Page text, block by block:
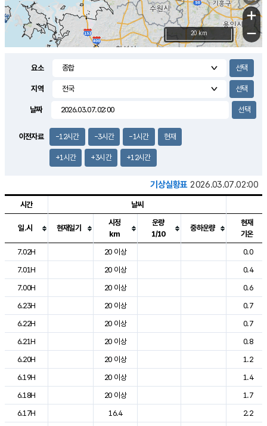
+
−
20 km
요소
지역
날짜
이전자료 -12시간 -3시간 -1시간 현재
+1시간 +3시간 +12시간
기상실황표 2026.03.07.02:00
도시별 기상실황표로 지점, 날씨, 기온, 강수, 바람, 기압등을 안내한 표입
시간 날씨
일.시 현재일기
시정
km
운량
1/10
중하운량
현재
기온
7.02H
20 이상
0.0
7.01H
20 이상
0.4
7.00H
20 이상
0.6
6.23H
20 이상
0.7
6.22H
20 이상
0.7
6.21H
20 이상
0.8
6.20H
20 이상
1.2
6.19H
20 이상
1.4
6.18H
20 이상
1.7
6.17H
16.4
2.2